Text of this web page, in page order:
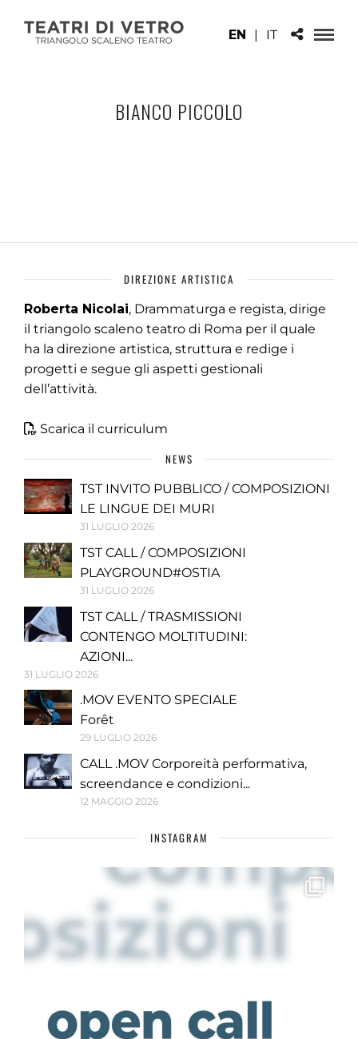
EN | IT
BIANCO PICCOLO
DIREZIONE ARTISTICA
Roberta Nicolai, Drammaturga e regista, dirige
il triangolo scaleno teatro di Roma per il quale
ha la direzione artistica, struttura e redige i
progetti e segue gli aspetti gestionali
dell’attività.
Scarica il curriculum
NEWS
TST INVITO PUBBLICO / COMPOSIZIONI
LE LINGUE DEI MURI
31 LUGLIO 2026
TST CALL / COMPOSIZIONI
PLAYGROUND#OSTIA
31 LUGLIO 2026
TST CALL / TRASMISSIONI
CONTENGO MOLTITUDINI:
AZIONI...
31 LUGLIO 2026
.MOV EVENTO SPECIALE
Forêt
29 LUGLIO 2026
CALL .MOV Corporeità performativa,
screendance e condizioni...
12 MAGGIO 2026
INSTAGRAM